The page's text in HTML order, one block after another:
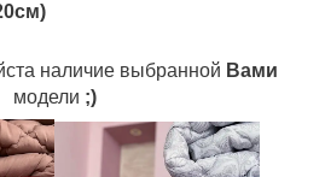
наличие выбранной Вами
модели ;)